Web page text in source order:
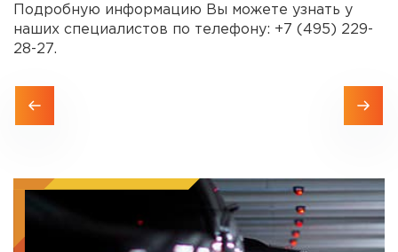
Подробную информацию Вы можете узнать у
наших специалистов по телефону: +7 (495) 229-
28-27.